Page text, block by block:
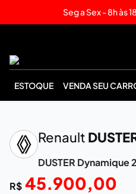
Seg a Sex - 8h às
ESTOQUE VENDA SEU
Imagem em breve
Renault
DUSTER Dynamique
R$ 45.900,00